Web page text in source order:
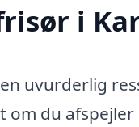
i
uvurderlig
om du